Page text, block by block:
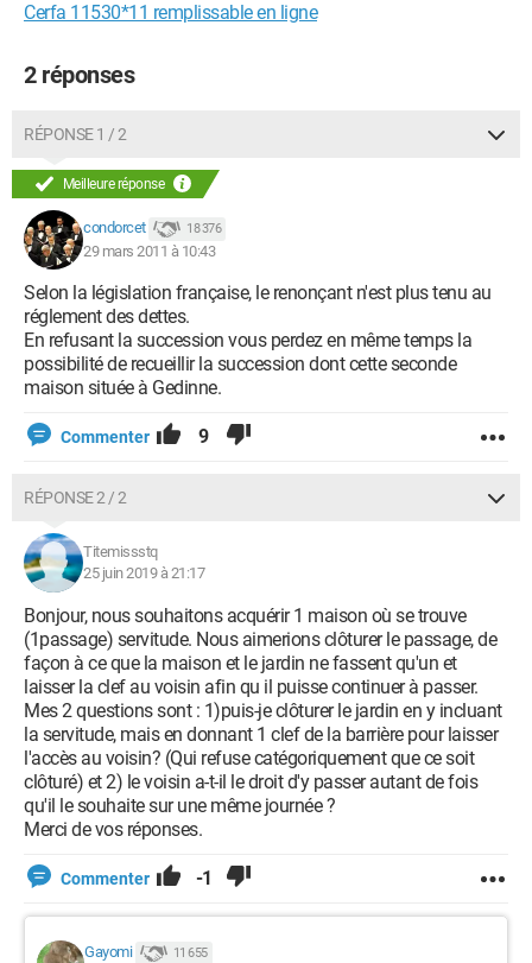
Cerfa 11530*11 remplissable en ligne
2 réponses
RÉPONSE 1 / 2
Meilleure réponse
condorcet 18 376
29 mars 2011 à 10:43
Selon la législation française, le renonçant n'est plus tenu au
réglement des dettes.
En refusant la succession vous perdez en même temps la
possibilité de recueillir la succession dont cette seconde
maison située à Gedinne.
Commenter 9
RÉPONSE 2 / 2
Titemissstq
25 juin 2019 à 21:17
Bonjour, nous souhaitons acquérir 1 maison où se trouve
(1passage) servitude. Nous aimerions clôturer le passage, de
façon à ce que la maison et le jardin ne fassent qu'un et
laisser la clef au voisin afin qu il puisse continuer à passer.
Mes 2 questions sont : 1)puis-je clôturer le jardin en y incluant
la servitude, mais en donnant 1 clef de la barrière pour laisser
l'accès au voisin? (Qui refuse catégoriquement que ce soit
clôturé) et 2) le voisin a-t-il le droit d'y passer autant de fois
qu'il le souhaite sur une même journée ?
Merci de vos réponses.
Commenter -1
Gayomi 11 655